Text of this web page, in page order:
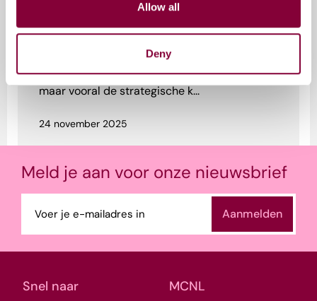
Allow all
Deny
Strategisch gebruik van AI – Kick
off sessie
AI verandert de mediasector razendsnel. Het
beïnvloedt niet alleen productieprocessen,
maar vooral de strategische k...
24 november 2025
Snel naar MCNL
Meld je aan voor onze nieuwsbrief
mailadres
(Vereist)